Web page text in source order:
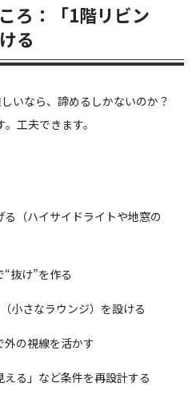
ろ：「1階リビン
る
いなら、諦めるしかないのか？
工夫できます。
る（ハイサイドライトや地窓の
抜け”を作る
小さなラウンジ）を設ける
外の視線を活かす
る」など条件を再設計する